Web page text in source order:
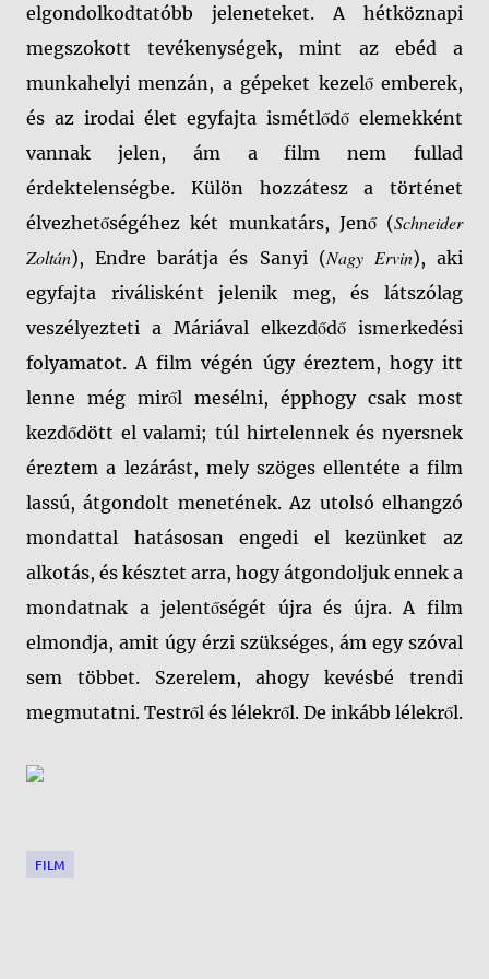
elgondolkodtatóbb jeleneteket. A hétköznapi
megszokott tevékenységek, mint az ebéd a
munkahelyi menzán, a gépeket kezelő emberek,
és az irodai élet egyfajta ismétlődő elemekként
vannak jelen, ám a film nem fullad
érdektelenségbe. Külön hozzátesz a történet
élvezhetőségéhez két munkatárs, Jenő (Schneider
Zoltán), Endre barátja és Sanyi (Nagy Ervin), aki
egyfajta riválisként jelenik meg, és látszólag
veszélyezteti a Máriával elkezdődő ismerkedési
folyamatot. A film végén úgy éreztem, hogy itt
lenne még miről mesélni, épphogy csak most
kezdődött el valami; túl hirtelennek és nyersnek
éreztem a lezárást, mely szöges ellentéte a film
lassú, átgondolt menetének. Az utolsó elhangzó
mondattal hatásosan engedi el kezünket az
alkotás, és késztet arra, hogy átgondoljuk ennek a
mondatnak a jelentőségét újra és újra. A film
elmondja, amit úgy érzi szükséges, ám egy szóval
sem többet. Szerelem, ahogy kevésbé trendi
megmutatni. Testről és lélekről. De inkább lélekről.
FILM